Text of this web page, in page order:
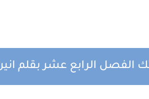
الفصل الرابع عشر بقلم